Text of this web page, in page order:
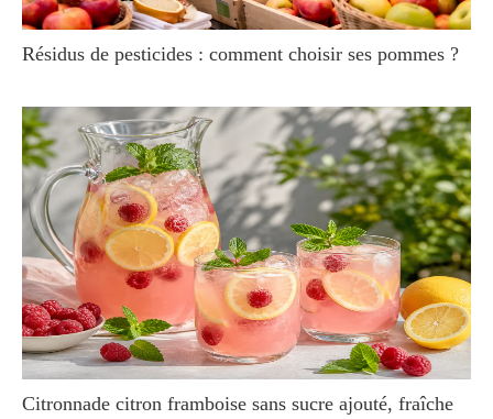
Résidus de pesticides : comment choisir ses pommes ?
Citronnade citron framboise sans sucre ajouté, fraîche